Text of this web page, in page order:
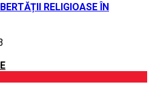
RELIGIOASE ÎN